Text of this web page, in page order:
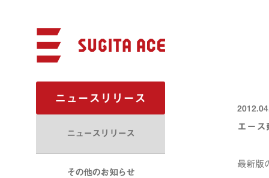
ニュースリリース
ニュースリリース
その他のお知らせ
エー
最新版